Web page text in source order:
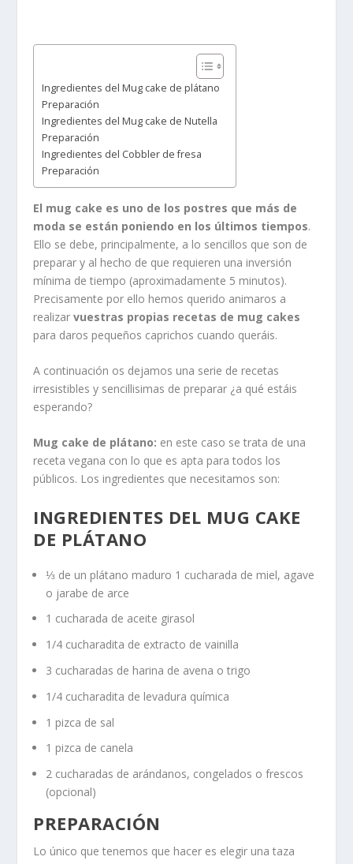
Ingredientes del Mug cake de plátano
Preparación
Ingredientes del Mug cake de Nutella
Preparación
Ingredientes del Cobbler de fresa
Preparación
El mug cake es uno de los postres que más de
moda se están poniendo en los últimos tiempos.
Ello se debe, principalmente, a lo sencillos que son de
preparar y al hecho de que requieren una inversión
mínima de tiempo (aproximadamente 5 minutos).
Precisamente por ello hemos querido animaros a
realizarvuestras propias recetas de mug cakes
para daros pequeños caprichos cuando queráis.
A continuación os dejamos una serie de recetas
irresistibles y sencillisimas de preparar ¿a qué estáis
esperando?
Mug cake de plátano: en este caso se trata de una
receta vegana con lo que es apta para todos los
públicos. Los ingredientes que necesitamos son:
INGREDIENTES DEL MUG CAKE
DE PLÁTANO
⅓ de un plátano maduro 1 cucharada de miel, agave
o jarabe de arce
1 cucharada de aceite girasol
1/4 cucharadita de extracto de vainilla
3 cucharadas de harina de avena o trigo
1/4 cucharadita de levadura química
1 pizca de sal
1 pizca de canela
2 cucharadas de arándanos, congelados o frescos
(opcional)
PREPARACIÓN
Lo único que tenemos que hacer es elegir una taza